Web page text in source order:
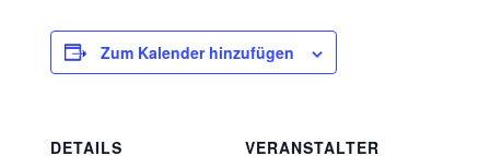
Zum Kalender hinzufügen
DETAILS
VERANSTALTER